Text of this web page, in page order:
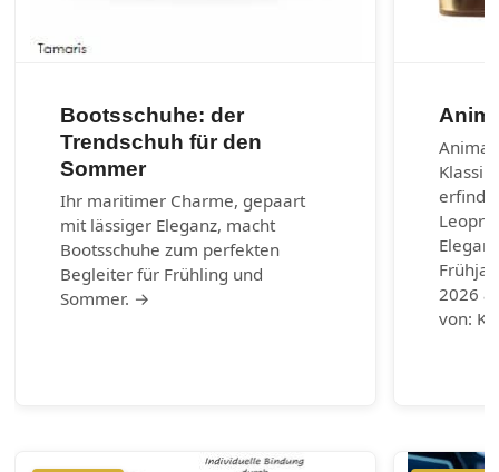
Bootsschuhe: der
Trendschuh für den
Sommer
Ihr maritimer Charme, gepaart
mit lässiger Eleganz, macht
Bootsschuhe zum perfekten
Begleiter für Frühling und
Sommer. →
2026
von: